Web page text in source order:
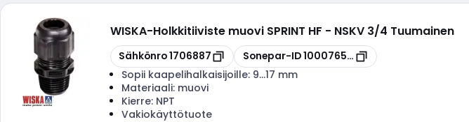
WISKA-Holkkitiiviste muovi SPRINT HF - NSKV 3/4 Tuumainen
Kopioi
Sähkönro1706887 Kopioi
Sonepar-ID100076506
Sopii kaapelihalkaisijoille: 9...17 mm
Materiaali: muovi
Kierre: NPT
Vakiokäyttötuote